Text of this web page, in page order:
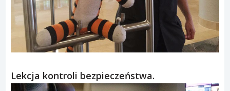
Lekcja kontroli bezpieczeństwa.